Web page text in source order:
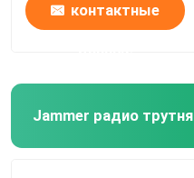
контактные
Jammer радио трутня